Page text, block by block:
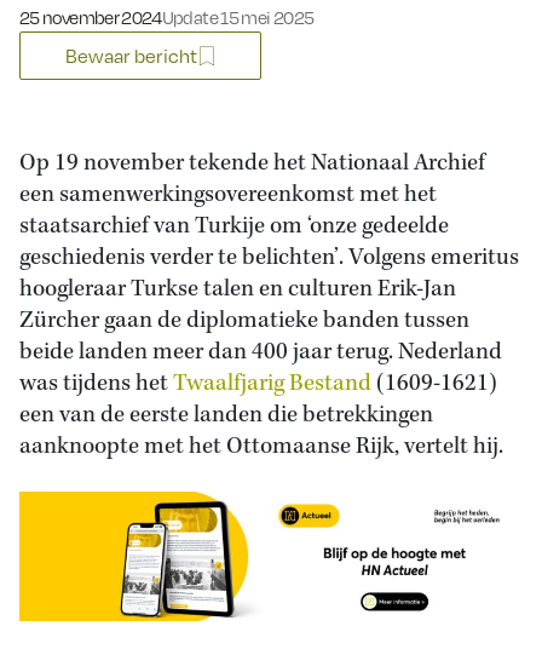
Gepubliceerd op:
25 november 2024Update 15 mei 2025
Bewaar bericht
Op 19 november tekende het Nationaal Archief
een samenwerkingsovereenkomst met het
staatsarchief van Turkije om ‘onze gedeelde
geschiedenis verder te belichten’. Volgens emeritus
hoogleraar Turkse talen en culturen Erik-Jan
Zürcher gaan de diplomatieke banden tussen
beide landen meer dan 400 jaar terug. Nederland
was tijdens hetTwaalfjarig Bestand(1609-1621)
een van de eerste landen die betrekkingen
aanknoopte met het Ottomaanse Rijk, vertelt hij.